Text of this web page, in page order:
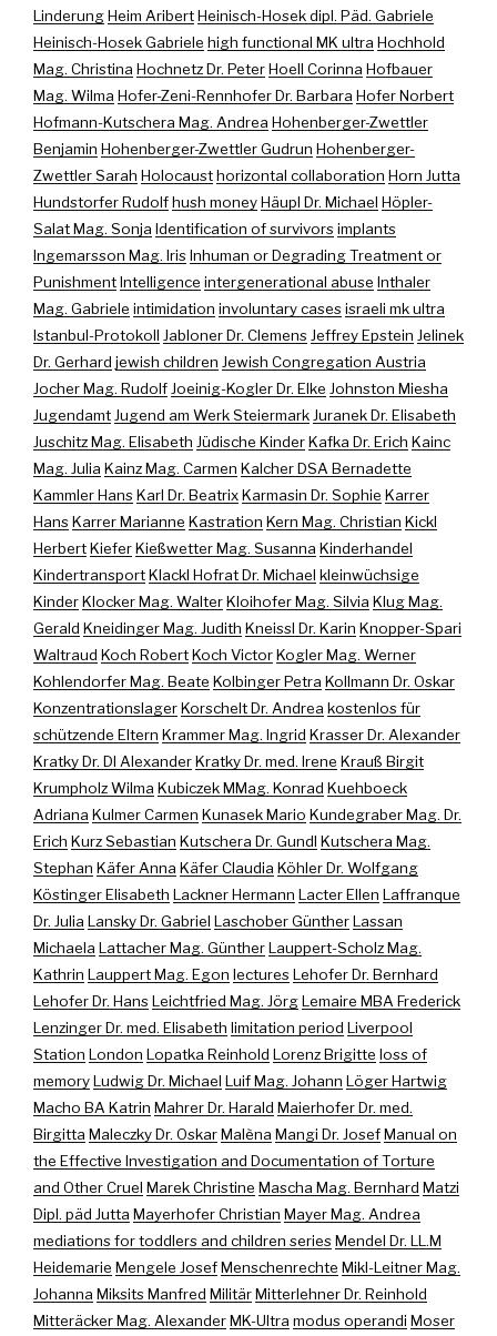
LinderungHeim AribertHeinisch-Hosek dipl. Päd. Gabriele
Heinisch-Hosek Gabriele high functional MK ultra Hochhold
Mag. Christina Hochnetz Dr. PeterHoell Corinna Hofbauer
Mag. Wilma Hofer-Zeni-Rennhofer Dr. Barbara Hofer Norbert
Hofmann-Kutschera Mag. Andrea Hohenberger-Zwettler
Benjamin Hohenberger-Zwettler Gudrun Hohenberger-
Zwettler Sarah Holocausthorizontal collaboration Horn Jutta
Hundstorfer Rudolfhush moneyHäupl Dr. Michael Höpler-
Salat Mag. Sonja Identification of survivorsimplants
Ingemarsson Mag. IrisInhuman or Degrading Treatment or
PunishmentIntelligence intergenerational abuse Inthaler
Mag. Gabriele intimidation involuntary casesisraeli mk ultra
Istanbul-Protokoll Jabloner Dr. ClemensJeffrey Epstein Jelinek
Dr. Gerhard jewish children Jewish Congregation Austria
Jocher Mag. RudolfJoeinig-Kogler Dr. Elke Johnston Miesha
JugendamtJugend am Werk SteiermarkJuranek Dr. Elisabeth
Juschitz Mag. Elisabeth Jüdische KinderKafka Dr. Erich Kainc
Mag. Julia Kainz Mag. Carmen Kalcher DSA Bernadette
Kammler HansKarl Dr. BeatrixKarmasin Dr. Sophie Karrer
HansKarrer Marianne Kastration Kern Mag. Christian Kickl
HerbertKieferKießwetter Mag. Susanna Kinderhandel
KindertransportKlackl Hofrat Dr. Michael kleinwüchsige
KinderKlocker Mag. WalterKloihofer Mag. Silvia Klug Mag.
Gerald Kneidinger Mag. Judith Kneissl Dr. Karin Knopper-Spari
Waltraud Koch RobertKoch VictorKogler Mag. Werner
Kohlendorfer Mag. Beate Kolbinger Petra Kollmann Dr. Oskar
KonzentrationslagerKorschelt Dr. Andrea kostenlos für
schützende Eltern Krammer Mag. Ingrid Krasser Dr. Alexander
Kratky Dr. DI AlexanderKratky Dr. med. Irene Krauß Birgit
Krumpholz Wilma Kubiczek MMag. Konrad Kuehboeck
Adriana Kulmer Carmen Kunasek Mario Kundegraber Mag. Dr.
Erich Kurz Sebastian Kutschera Dr. Gundl Kutschera Mag.
Stephan Käfer Anna Käfer Claudia Köhler Dr. Wolfgang
Köstinger Elisabeth Lackner Hermann Lacter Ellen Laffranque
Dr. Julia Lansky Dr. Gabriel Laschober GüntherLassan
Michaela Lattacher Mag. GüntherLauppert-Scholz Mag.
Kathrin Lauppert Mag. Egon lecturesLehofer Dr. Bernhard
Lehofer Dr. HansLeichtfried Mag. JörgLemaire MBA Frederick
Lenzinger Dr. med. Elisabeth limitation period Liverpool
Station London Lopatka Reinhold Lorenz Brigitte loss of
memoryLudwig Dr. Michael Luif Mag. Johann Löger Hartwig
Macho BA Katrin Mahrer Dr. Harald Maierhofer Dr. med.
Birgitta Maleczky Dr. OskarMalèna Mangi Dr. JosefManual on
the Effective Investigation and Documentation of Torture
and Other Cruel Marek Christine Mascha Mag. Bernhard Matzi
Dipl. päd Jutta Mayerhofer Christian Mayer Mag. Andrea
mediations for toddlers and children seriesMendel Dr. LL.M
Heidemarie Mengele JosefMenschenrechte Mikl-Leitner Mag.
Johanna Miksits Manfred MilitärMitterlehner Dr. Reinhold
Mitteräcker Mag. AlexanderMK-Ultra modus operandi Moser